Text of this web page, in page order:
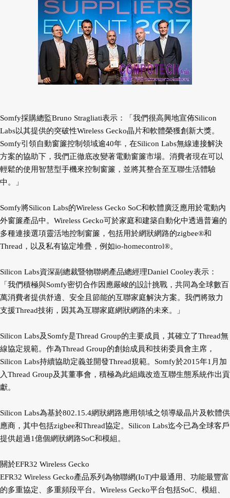
Somfy採購總監Bruno Stragliati表示：「我們很高興地宣佈Silicon
Labs以其提供的突破性Wireless Gecko晶片和軟體榮獲創新大獎。
Somfy引領自動窗簾控制領域逾40年，在Silicon Labs無線連接解決
方案的協助下，我們正徹底改變著電動窗簾市場。消費者現在可以
輕鬆的使用智慧型手機來控制窗簾，並將其整合至互聯生活體驗
中。」
Somfy將Silicon Labs的Wireless Gecko SoC和軟體廣泛應用於電動內
外窗簾產品中。Wireless Gecko可於家庭和建築自動化中透過普遍的
多種連接選項靈活地控制窗簾，包括用於網狀網路的zigbee®和
Thread，以及私有協定堆疊，例如io-homecontrol®。
Silicon Labs資深副總裁暨物聯網產品總經理Daniel Cooley表示：
「我們積極與Somfy密切合作因應嚴峻的設計挑戰，共同為全球數百
萬消費者提供舒適、安全且節能的互聯家庭解決方案。我們將致力
支援Thread技術，因其為互聯家庭網狀網路的未來。」
Silicon Labs及Somfy是Thread Group的主要成員，其確立了Thread無
線協定規範。作為Thread Group的創始成員和技術委員會主席，
Silicon Labs持續協助定義並開發Thread規範。Somfy於2015年1月加
入Thread Group及其董事會，積極為此組織改造互聯生態系統作出貢
獻。
Silicon Labs為基於802.15.4網狀網路應用領域之領導級晶片及軟體供
應商，其中包括zigbee和Thread協定。Silicon Labs迄今已為全球客戶
提供超過1億個網狀網路SoC和模組。
關於EFR32 Wireless Gecko
EFR32 Wireless Gecko產品系列為物聯網(IoT)中最通用、功能最豐富
的多重協定、多重頻段平台。Wireless Gecko平台包括SoC、模組、